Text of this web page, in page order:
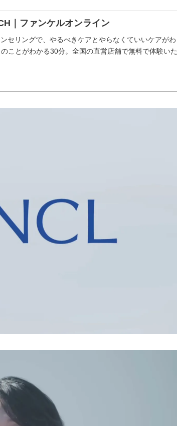
｜ファンケルオンライン
セリングで、やるべきケアとやらなくていいケアがわ
ことがわかる30分。全国の直営店舗で無料で体験いた